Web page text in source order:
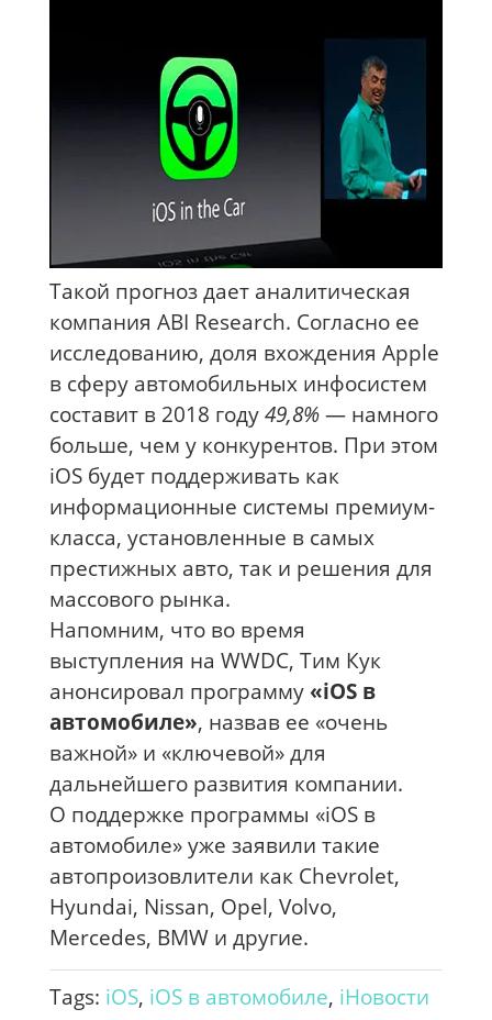
Такой прогноз дает аналитическая
компания ABI Research. Согласно ее
исследованию, доля вхождения Apple
в сферу автомобильных инфосистем
составит в 2018 году49,8%— намного
больше, чем у конкурентов. При этом
iOS будет поддерживать как
информационные системы премиум-
класса, установленные в самых
престижных авто, так и решения для
массового рынка.
Напомним, что во время
выступления на WWDC, Тим Кук
анонсировал программу«iOS в
автомобиле», назвав ее «очень
важной» и «ключевой» для
дальнейшего развития компании.
О поддержке программы «iOS в
автомобиле» уже заявили такие
автопроизовлители как Chevrolet,
Hyundai, Nissan, Opel, Volvo,
Mercedes, BMW и другие.
Tags: iOS, iOS в автомобиле, iНовости